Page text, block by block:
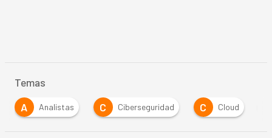
Temas
A
Analistas C Ciberseguridad C Cloud